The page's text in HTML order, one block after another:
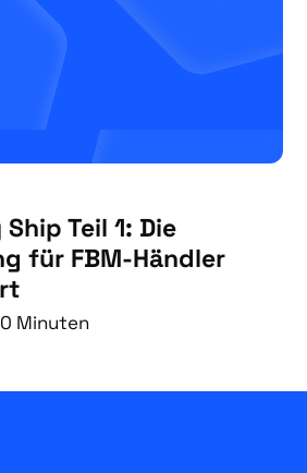
Teil 1: Die
für FBM-Händler
Minuten